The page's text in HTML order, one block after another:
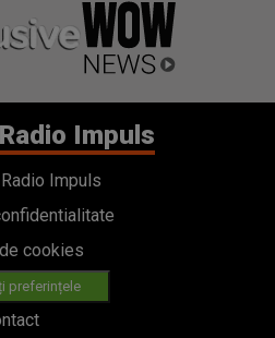
Impuls
Impuls
cookies
preferințele